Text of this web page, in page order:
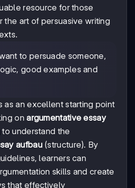
resource for those
the art of persuasive writing
to persuade someone,
good examples and
as an excellent starting point
onargumentative essay
understand the
aufbau(structure). By
learners can
skills and create
that effectively